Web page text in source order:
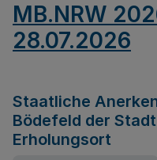
MB.NRW
28.07.2026
Staatliche
Bödefeld der
Erholungsort